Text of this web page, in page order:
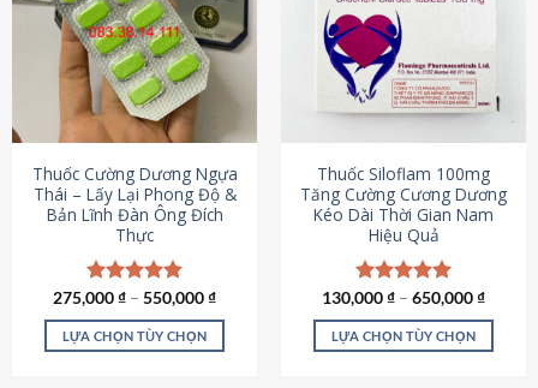
thể.
Các
tùy
chọn
có
thể
chọn
trên
trang
sản
phẩm
tùy
chọn
có
được
chọn
trên
trang
sản
phẩm
Thuốc Cường Dương Ngựa
Thái – Lấy Lại Phong Độ &
Bản Lĩnh Đàn Ông Đích
Thực
Được xếp
hạng4.87
5 sao
275,000₫ – 550,000₫
LỰA CHỌN TÙY CHỌN
Thuốc Siloflam 100mg
Tăng Cường Cương Dương
Kéo Dài Thời Gian Nam
Hiệu Quả
Được xếp
hạng5.00
5 sao
130,000₫ – 650,000₫
LỰA CHỌN TÙY CHỌN